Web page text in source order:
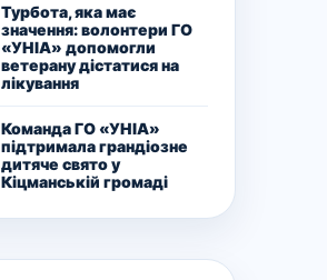
Турбота, яка має
значення: волонтери ГО
«УНІА» допомогли
ветерану дістатися на
лікування
Команда ГО «УНІА»
підтримала грандіозне
дитяче свято у
Кіцманській громаді